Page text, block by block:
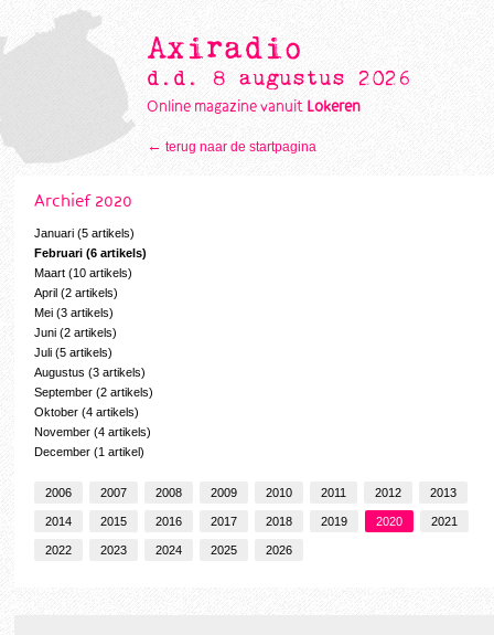
Axiradio
d.d. 8 augustus 2026
Online magazine vanuit Lokeren
← terug naar de startpagina
Archief 2020
Januari (5 artikels)
Februari (6 artikels)
Maart (10 artikels)
April (2 artikels)
Mei (3 artikels)
Juni (2 artikels)
Juli (5 artikels)
Augustus (3 artikels)
September (2 artikels)
Oktober (4 artikels)
November (4 artikels)
December (1 artikel)
2006 2007 2008 2009 2010 2011 2012 2013
2014 2015 2016 2017 2018 2019 2020 2021
2022 2023 2024 2025 2026